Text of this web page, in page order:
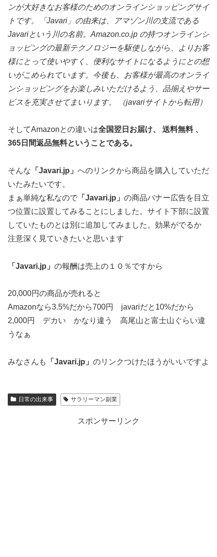
ンが大好きなお客様のためのオンラインショッピングサイ
トです。「Javari」の由来は、アマゾン川の支流である
Javariという川の名前。Amazon.co.jp の持つオンラインシ
ョッピングの最新テクノロジーを駆使しながら、よりお客
様にとって使いやすく、便利なサイトになるようにとの想
いがこめられています。今後も、お客様が最高のオンライ
ンショッピングをお楽しみいただけるよう、品揃えやサー
ビスを充実させてまいります。 （javariサイトから転用）
そしてAmazonとの違いは全国翌日お届け、 送料無料 、
365日間返品無料ということである。
そんな 「Javari.jp」 へのリンクから商品を購入していただ
いたみたいです。
まぁ単純な私なので 「Javari.jp」 の商品バナー広告を目立
つ位置に設置してみることにしました。サイト下部に設置
していたものとは別に追加してみました。効果がでるか
注意深く見ていきたいと思います
「Javari.jp」 の報酬は売上の１０％ですから
20,000円の商品が売れると
Amazonなら3.5%だから700円 javariだと10%だから
2,000円 デカい かなり違う 高尾山と富士山ぐらい違
うなぁ
みなさんも 「Javari.jp」 のリンクつけたほうがいいですよ
日常の出来事 サラリーマン副業
スポンサーリンク